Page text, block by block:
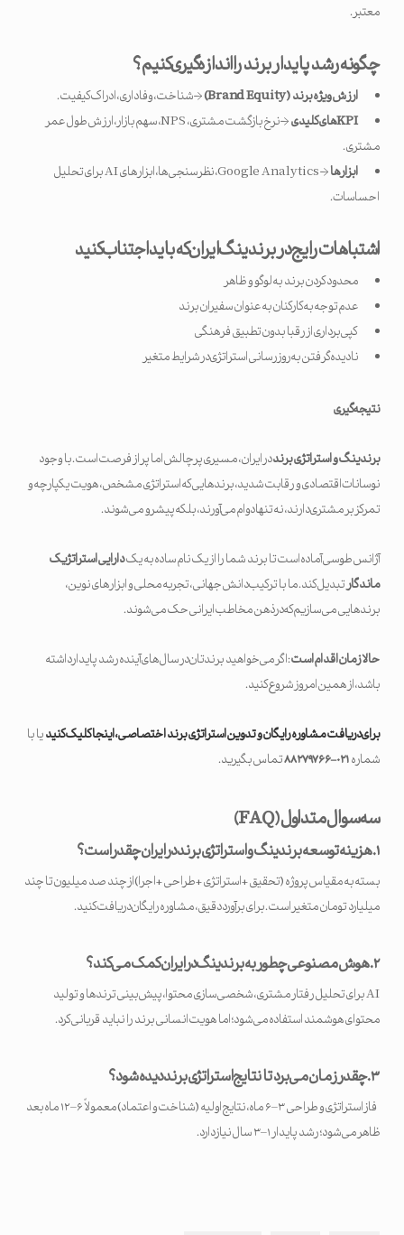
معتبر.
چگونه رشد پایدار برند را اندازه‌گیری کنیم؟
ارزش ویژه برند(Brand Equity)
→ شناخت، وفاداری، ادراک کیفیت.
KPIهای کلیدی
→ نرخ بازگشت مشتری، NPS، سهم بازار، ارزش طول عمر
مشتری.
ابزارها
→ Google Analytics، نظرسنجی‌ها، ابزارهای AI برای تحلیل
احساسات.
اشتباهات رایج در برندینگ ایران که باید اجتناب کنید
محدود کردن برند به لوگو و ظاهر
عدم توجه به کارکنان به عنوان سفیران برند
کپی‌برداری از رقبا بدون تطبیق فرهنگی
نادیده گرفتن به‌روزرسانی استراتژی در شرایط متغیر
نتیجه‌گیری
برندینگ و استراتژی برنددر ایران، مسیری پرچالش اما پر از فرصت است. با وجود
نوسانات اقتصادی و رقابت شدید، برندهایی که استراتژی مشخص، هویت یکپارچه و
تمرکز بر مشتری دارند، نه تنها دوام می‌آورند، بلکه پیشرو می‌شوند.
آژانس طوسی آماده است تا برند شما را از یک نام ساده به یکدارایی استراتژیک
ماندگار تبدیل کند. ما با ترکیب دانش جهانی، تجربه محلی و ابزارهای نوین،
برندهایی می‌سازیم که در ذهن مخاطب ایرانی حک می‌شوند.
حالا زمان اقدام است: اگر می‌خواهید برندتان در سال‌های آینده رشد پایدار داشته
باشد، از همین امروز شروع کنید.
برای دریافت مشاوره رایگان و تدوین استراتژی برند اختصاصی، اینجا کلیک کنیدیا با
شماره۰۲۱-۸۸۲۷۹۷۶۶ تماس بگیرید.
سه سوال متداول(FAQ)
۱.هزینه توسعه برندینگ و استراتژی برند در ایران چقدر است؟
بسته به مقیاس پروژه (تحقیق + استراتژی + طراحی + اجرا) از چند صد میلیون تا چند
میلیارد تومان متغیر است. برای برآورد دقیق، مشاوره رایگان دریافت کنید.
۲.هوش مصنوعی چطور به برندینگ در ایران کمک می‌کند؟
AI برای تحلیل رفتار مشتری، شخصی‌سازی محتوا، پیش‌بینی ترندها و تولید
محتوای هوشمند استفاده می‌شود؛ اما هویت انسانی برند را نباید قربانی کرد.
۳.چقدر زمان می‌برد تا نتایج استراتژی برند دیده شود؟
فاز استراتژی و طراحی ۳–۶ ماه، نتایج اولیه (شناخت و اعتماد) معمولاً ۶–۱۲ ماه بعد
ظاهر می‌شود؛ رشد پایدار ۱–۳ سال نیاز دارد.